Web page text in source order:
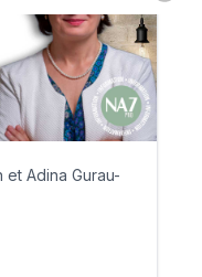
et Adina Gurau-